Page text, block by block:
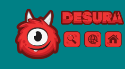
Free Online Games
SucheSpeisekarte